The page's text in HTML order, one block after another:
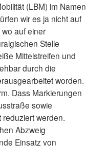
(LBM) im Namen
wir es ja nicht auf
auf einer
Stelle
Mittelstreifen und
durch die
worden.
Dass Markierungen
sowie
werden.
Abzweig
Einsatz von